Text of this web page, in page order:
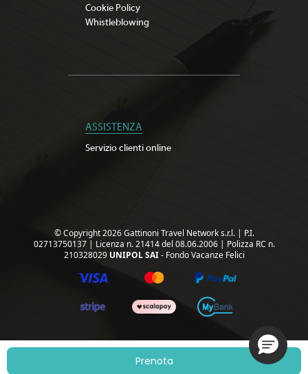
Prenota
Cookie Policy
Whistleblowing
ASSISTENZA
Servizio clienti online
© Copyright 2026 Gattinoni Travel Network s.r.l. | P.I.
02713750137 | Licenza n. 21414 del 08.06.2006 | Polizza RC n.
210328029 UNIPOL SAI- Fondo Vacanze Felici